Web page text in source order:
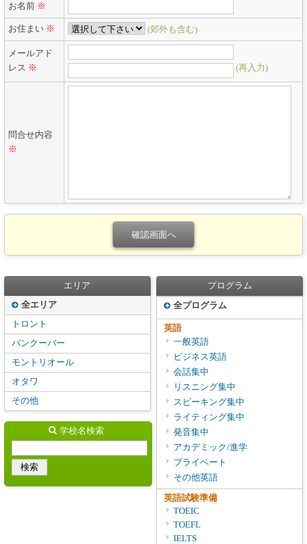
お名前 ※
お住まい ※ (郊外も含む)
メールアド
レス ※ (再入力)
問合せ内容
※
エリア
全エリア
トロント
バンクーバー
モントリオール
オタワ
その他
プログラム
全プログラム
英語
一般英語
ビジネス英語
会話集中
リスニング集中
スピーキング集中
ライティング集中
発音集中
アカデミック/進学
プライベート
その他英語
英語試験準備
TOEIC
TOEFL
IELTS
学校名検索